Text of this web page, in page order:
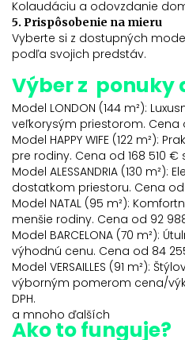
Kolaudáciu a odovzdanie
5. Prispôsobenie na mieru
Vyberte si z dostupných
podľa svojich predstáv.
Výber z ponuky
Model LONDON (144 m²):
veľkorysým priestorom. Cena
Model HAPPY WIFE (122 m²):
pre rodiny. Cena od 168 510 €
Model ALESSANDRIA (130
dostatkom priestoru. Cena od
Model NATAL (95 m²):
menšie rodiny. Cena od 92
Model BARCELONA (70 m²):
výhodnú cenu. Cena od 84
Model VERSAILLES (91 m²):
výborným pomerom cena/
DPH.
a mnoho ďalších
Ako to funguje?